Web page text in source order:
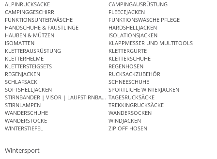
ALPINRUCKSÄCKE
CAMPINGAUSRÜSTUNG
CAMPINGGESCHIRR
FLEECEJACKEN
FUNKTIONSUNTERWÄSCHE
FUNKTIONSWÄSCHE PFLEGE
HANDSCHUHE & FÄUSTLINGE
HARDSHELLJACKEN
HAUBEN & MÜTZEN
ISOLATIONSJACKEN
ISOMATTEN
KLAPPMESSER UND MULTITOOLS
KLETTERAUSRÜSTUNG
KLETTERGURTE
KLETTERHELME
KLETTERSCHUHE
KLETTERSTEIGSETS
REGENHOSEN
REGENJACKEN
RUCKSACKZUBEHÖR
SCHLAFSACK
SCHNEESCHUHE
SOFTSHELLJACKEN
SPORTLICHE WINTERJACKEN
STIRNBÄNDER | VISOR | LAUFSTIRNBANDTAGESRUCKSÄCKE
STIRNLAMPEN
TREKKINGRUCKSÄCKE
WANDERSCHUHE
WANDERSOCKEN
WANDERSTÖCKE
WINDJACKEN
WINTERSTIEFEL
ZIP OFF HOSEN
Wintersport